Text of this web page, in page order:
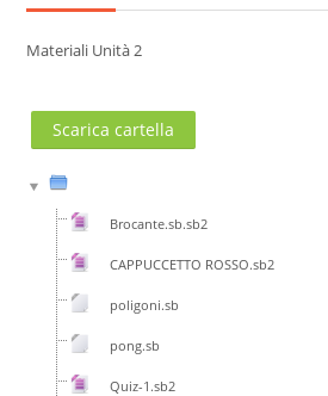
Materiali Unità 2
Scarica cartella
Brocante.sb.sb2
CAPPUCCETTO ROSSO.sb2
poligoni.sb
pong.sb
Quiz-1.sb2